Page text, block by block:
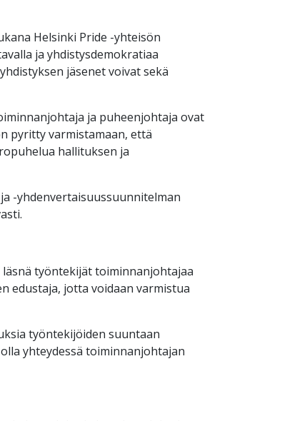
Helsinki Pride -yhteisön
ja yhdistysdemokratiaa
jäsenet voivat sekä
ja puheenjohtaja ovat
pyritty varmistamaan, että
hallituksen ja
-yhdenvertaisuussuunnitelman
työntekijät toiminnanjohtajaa
edustaja, jotta voidaan varmistua
työntekijöiden suuntaan
yhteydessä toiminnanjohtajan